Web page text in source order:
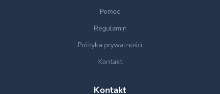
Pomoc
Regulamin
Polityka prywatności
Kontakt
Kontakt